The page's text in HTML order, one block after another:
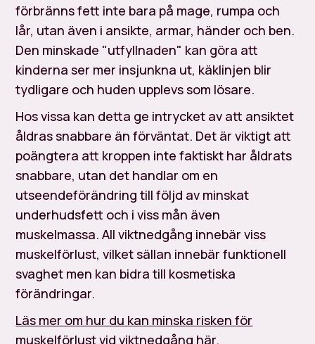
förbränns fett inte bara på mage, rumpa och
lår, utan även i ansikte, armar, händer och ben.
Den minskade "utfyllnaden" kan göra att
kinderna ser mer insjunkna ut, käklinjen blir
tydligare och huden upplevs som lösare.
Hos vissa kan detta ge intrycket av att ansiktet
åldras snabbare än förväntat. Det är viktigt att
poängtera att kroppen inte faktiskt har åldrats
snabbare, utan det handlar om en
utseendeförändring till följd av minskat
underhudsfett och i viss mån även
muskelmassa. All viktnedgång innebär viss
muskelförlust, vilket sällan innebär funktionell
svaghet men kan bidra till kosmetiska
förändringar.
Läs mer om hur du kan minska risken för
muskelförlust vid viktnedgång här.